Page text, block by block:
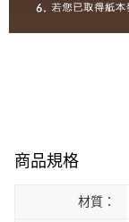
商品規格
材質：